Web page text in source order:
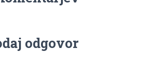
odgovor